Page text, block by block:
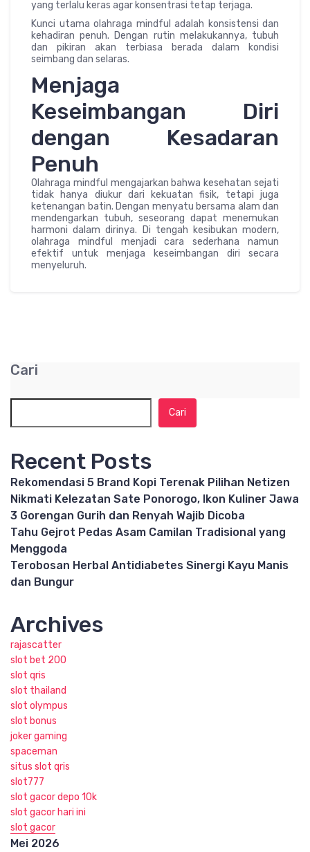
yang terlalu keras agar konsentrasi tetap terjaga.
Kunci utama olahraga mindful adalah konsistensi dan
kehadiran penuh. Dengan rutin melakukannya, tubuh
dan pikiran akan terbiasa berada dalam kondisi
seimbang dan selaras.
Menjaga
Keseimbangan Diri
dengan Kesadaran
Penuh
Olahraga mindful mengajarkan bahwa kesehatan sejati
tidak hanya diukur dari kekuatan fisik, tetapi juga
ketenangan batin. Dengan menyatu bersama alam dan
mendengarkan tubuh, seseorang dapat menemukan
harmoni dalam dirinya. Di tengah kesibukan modern,
olahraga mindful menjadi cara sederhana namun
efektif untuk menjaga keseimbangan diri secara
menyeluruh.
Cari
Cari
Recent Posts
Rekomendasi 5 Brand Kopi Terenak Pilihan Netizen
Nikmati Kelezatan Sate Ponorogo, Ikon Kuliner Jawa
3 Gorengan Gurih dan Renyah Wajib Dicoba
Tahu Gejrot Pedas Asam Camilan Tradisional yang
Menggoda
Terobosan Herbal Antidiabetes Sinergi Kayu Manis
dan Bungur
Archives
rajascatter
slot bet 200
slot qris
slot thailand
slot olympus
slot bonus
joker gaming
spaceman
situs slot qris
slot777
slot gacor depo 10k
slot gacor hari ini
slot gacor
Mei 2026